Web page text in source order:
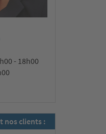
- 18h00
nos clients :